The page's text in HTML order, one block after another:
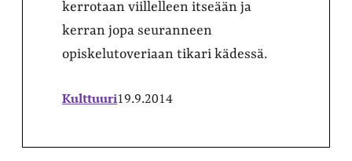
kerrotaan viillelleen itseään ja
kerran jopa seuranneen
opiskelutoveriaan tikari kädessä.
Kulttuuri19.9.2014